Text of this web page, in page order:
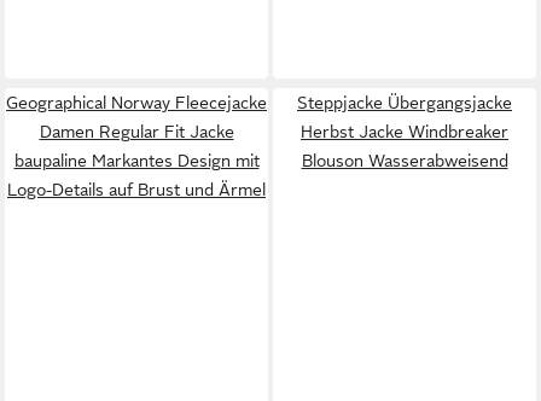
Geographical Norway Fleecejacke
Damen Regular Fit Jacke
baupaline Markantes Design mit
Logo-Details auf Brust und Ärmel
Steppjacke Übergangsjacke
Herbst Jacke Windbreaker
Blouson Wasserabweisend